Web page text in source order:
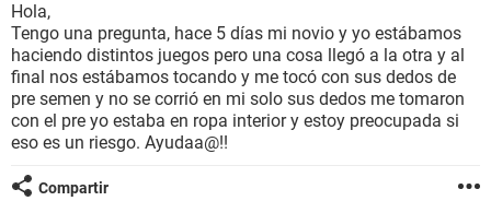
BIENESTAR
SEXUALIDAD
GLOSARIO
Hola,
Tengo una pregunta, hace 5 días mi novio y yo estábamos
haciendo distintos juegos pero una cosa llegó a la otra y al
final nos estábamos tocando y me tocó con sus dedos de
pre semen y no se corrió en mi solo sus dedos me tomaron
con el pre yo estaba en ropa interior y estoy preocupada si
eso es un riesgo. Ayudaa@!!
Compartir